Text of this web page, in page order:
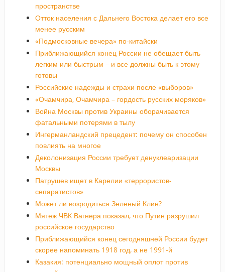
пространстве
Отток населения с Дальнего Востока делает его все
менее русским
«Подмосковные вечера» по-китайски
Приближающийся конец России не обещает быть
легким или быстрым – и все должны быть к этому
готовы
Российские надежды и страхи после «выборов»
«Очамчира, Очамчира – гордость русских моряков»
Война Москвы против Украины оборачивается
фатальными потерями в тылу
Ингерманландский прецедент: почему он способен
повлиять на многое
Деколонизация России требует денуклеаризации
Москвы
Патрушев ищет в Карелии «террористов-
сепаратистов»
Может ли возродиться Зеленый Клин?
Мятеж ЧВК Вагнера показал, что Путин разрушил
российское государство
Приближающийся конец сегодняшней России будет
скорее напоминать 1918 год, а не 1991-й
Казакия: потенциально мощный оплот против